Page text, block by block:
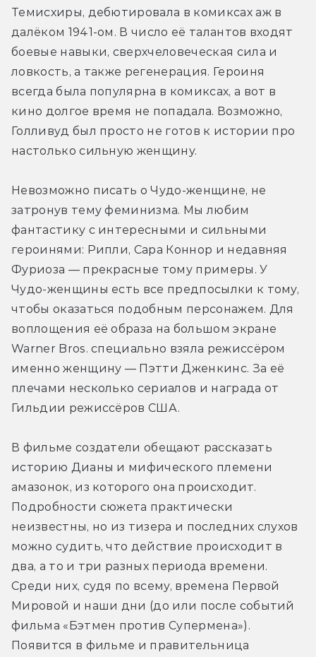
Темисхиры, дебютировала в комиксах аж в
далёком 1941-ом. В число её талантов входят
боевые навыки, сверхчеловеческая сила и
ловкость, а также регенерация. Героиня
всегда была популярна в комиксах, а вот в
кино долгое время не попадала. Возможно,
Голливуд был просто не готов к истории про
настолько сильную женщину.
Невозможно писать о Чудо-женщине, не
затронув тему феминизма. Мы любим
фантастику с интересными и сильными
героинями: Рипли, Сара Коннор и недавняя
Фуриоза — прекрасные тому примеры. У
Чудо-женщины есть все предпосылки к тому,
чтобы оказаться подобным персонажем. Для
воплощения её образа на большом экране
Warner Bros. специально взяла режиссёром
именно женщину — Пэтти Дженкинс. За её
плечами несколько сериалов и награда от
Гильдии режиссёров США.
В фильме создатели обещают рассказать
историю Дианы и мифического племени
амазонок, из которого она происходит.
Подробности сюжета практически
неизвестны, но из тизера и последних слухов
можно судить, что действие происходит в
два, а то и три разных периода времени.
Среди них, судя по всему, времена Первой
Мировой и наши дни (до или после событий
фильма «Бэтмен против Супермена»).
Появится в фильме и правительница